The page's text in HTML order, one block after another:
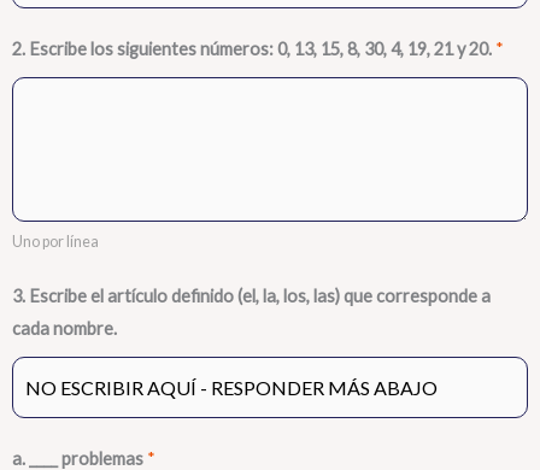
2. Escribe los siguientes números: 0, 13, 15, 8, 30, 4, 19, 21 y 20. *
Uno por línea
3. Escribe el artículo definido (el, la, los, las) que corresponde a
cada nombre.
a. ____ problemas *